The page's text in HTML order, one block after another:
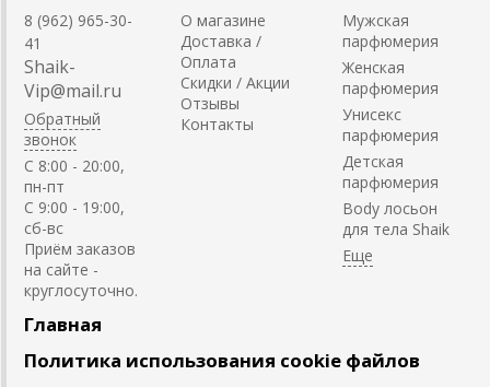
8 (962) 965-30-
41
Shaik-
Vip@mail.ru
Обратный
звонок
C 8:00 - 20:00,
пн-пт
С 9:00 - 19:00,
сб-вс
Приём заказов
на сайте -
круглосуточно.
О магазине
Доставка /
Оплата
Скидки / Акции
Отзывы
Контакты
Мужская
парфюмерия
Женская
парфюмерия
Унисекс
парфюмерия
Детская
парфюмерия
Body лосьон
для тела Shaik
Главная
Политика использования cookie файлов